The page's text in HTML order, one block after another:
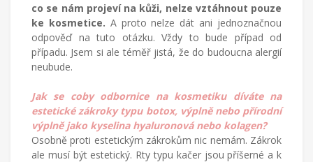
co se nám projeví na kůži, nelze vztáhnout pouze
ke kosmetice. A proto nelze dát ani jednoznačnou
odpověď na tuto otázku. Vždy to bude případ od
případu. Jsem si ale téměř jistá, že do budoucna alergií
neubude.
Jak se coby odbornice na kosmetiku díváte na
estetické zákroky typu botox, výplně nebo přírodní
výplně jako kyselina hyaluronová nebo kolagen?
Osobně proti estetickým zákrokům nic nemám. Zákrok
ale musí být estetický. Rty typu kačer jsou příšerné a k